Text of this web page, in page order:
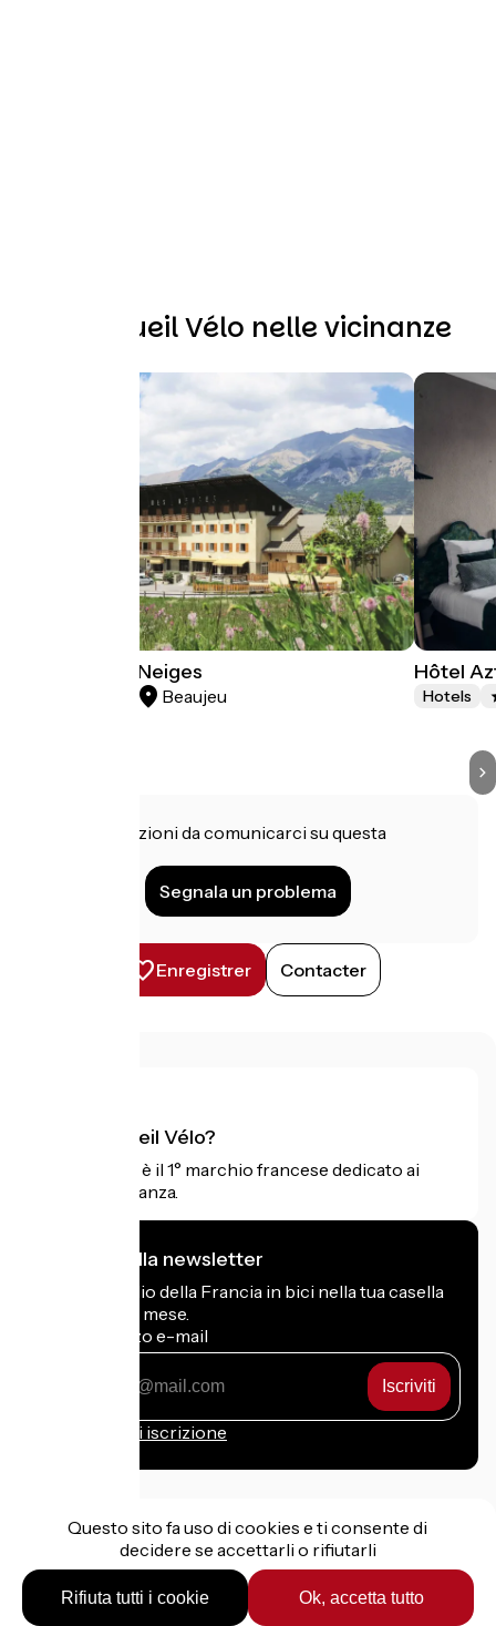
Altri Accueil Vélo nelle vicinanze
Le Soleil des Neiges
Beaujeu
Hôtel
Hotels
Hai informazioni da comunicarci su questa
Segnala un problema
Enregistrer Contacter
Cos'è Accueil Vélo?
Accueil Vélo è il 1° marchio francese dedicato ai
ciclisti in vacanza.
Mi iscrivo alla newsletter
Ricevi il meglio della Francia in bici nella tua casella
di posta ogni mese.
Il mio indirizzo e-mail
Condizioni di iscrizione
Finanziato nell'ambito di Destination France
Questo sito fa uso di cookies e ti consente di
decidere se accettarli o rifiutarli
Ok, accetta tutto
Rifiuta tutti i cookie